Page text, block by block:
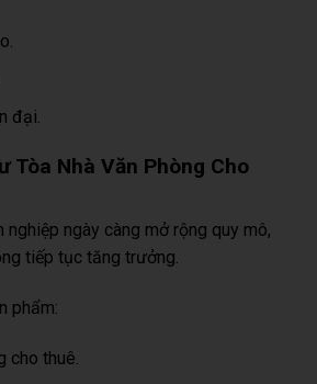
đại.
Tòa Nhà Văn Phòng Cho
nghiệp ngày càng mở rộng quy mô,
tiếp tục tăng trưởng.
phẩm:
cho thuê.